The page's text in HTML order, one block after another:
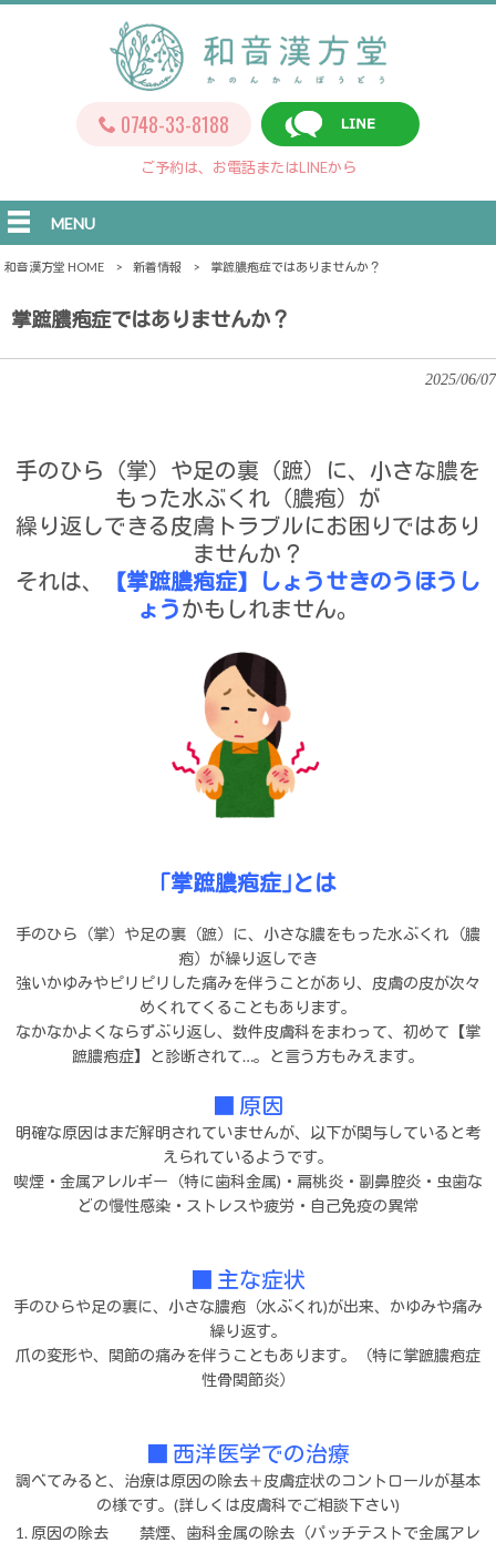
0748-33-8188
ご予約は、お電話またはLINEから
MENU
和音漢方堂 HOME > 新着情報 > 掌蹠膿疱症ではありませんか？
掌蹠膿疱症ではありませんか？
2025/06/07
手のひら（掌）や足の裏（蹠）に、小さな膿を
もった水ぶくれ（膿疱）が
繰り返しできる皮膚トラブルにお困りではあり
ませんか？
それは、
【掌蹠膿疱症】しょうせきのうほうし
ょうかもしれません。
｢掌蹠膿疱症｣とは
手のひら（掌）や足の裏（蹠）に、小さな膿をもった水ぶくれ（膿
疱）が繰り返しでき
強いかゆみやピリピリした痛みを伴うことがあり、皮膚の皮が次々
めくれてくることもあります。
なかなかよくならずぶり返し、数件皮膚科をまわって、初めて【掌
蹠膿疱症】と診断されて…。と言う方もみえます。
■ 原因
明確な原因はまだ解明されていませんが、以下が関与していると考
えられているようです。
喫煙・金属アレルギー（特に歯科金属)・扁桃炎・副鼻腔炎・虫歯な
どの慢性感染・ストレスや疲労・自己免疫の異常
■ 主な症状
手のひらや足の裏に、小さな膿疱（水ぶくれ)が出来、かゆみや痛み
繰り返す。
爪の変形や、関節の痛みを伴うこともあります。（特に掌蹠膿疱症
性骨関節炎）
■ 西洋医学での治療
調べてみると、治療は原因の除去＋皮膚症状のコントロールが基本
の様です。(詳しくは皮膚科でご相談下さい)
1. 原因の除去 禁煙、歯科金属の除去（パッチテストで金属アレ